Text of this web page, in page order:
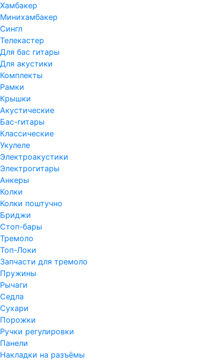
Хамбакер
Минихамбакер
Сингл
Телекастер
Для бас гитары
Для акустики
Комплекты
Рамки
Крышки
Акустические
Бас-гитары
Классические
Укулеле
Электроакустики
Электрогитары
Анкеры
Колки
Колки поштучно
Бриджи
Стоп-бары
Тремоло
Топ-Локи
Запчасти для тремоло
Пружины
Рычаги
Седла
Сухари
Порожки
Ручки регулировки
Панели
Накладки на разъёмы